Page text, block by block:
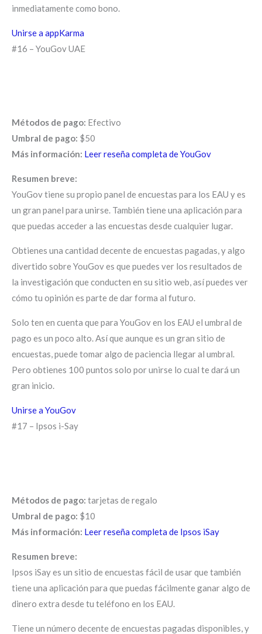
inmediatamente como bono.
Unirse a appKarma
#16 – YouGov UAE
Métodos de pago: Efectivo
Umbral de pago: $50
Más información: Leer reseña completa de YouGov
Resumen breve:
YouGov tiene su propio panel de encuestas para los EAU y es
un gran panel para unirse. También tiene una aplicación para
que puedas acceder a las encuestas desde cualquier lugar.
Obtienes una cantidad decente de encuestas pagadas, y algo
divertido sobre YouGov es que puedes ver los resultados de
la investigación que conducten en su sitio web, así puedes ver
cómo tu opinión es parte de dar forma al futuro.
Solo ten en cuenta que para YouGov en los EAU el umbral de
pago es un poco alto. Así que aunque es un gran sitio de
encuestas, puede tomar algo de paciencia llegar al umbral.
Pero obtienes 100 puntos solo por unirse lo cual te dará un
gran inicio.
Unirse a YouGov
#17 – Ipsos i-Say
Métodos de pago: tarjetas de regalo
Umbral de pago: $10
Más información: Leer reseña completa de Ipsos iSay
Resumen breve:
Ipsos iSay es un sitio de encuestas fácil de usar que también
tiene una aplicación para que puedas fácilmente ganar algo de
dinero extra desde tu teléfono en los EAU.
Tiene un número decente de encuestas pagadas disponibles, y